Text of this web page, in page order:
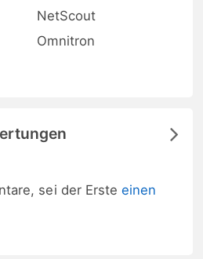
NetScout
Omnitron
sei der Ersteeinen